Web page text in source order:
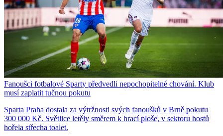
Fanoušci fotbalové Sparty předvedli nepochopitelné chování. Klub
musí zaplatit tučnou pokutu
Sparta Praha dostala za výtržnosti svých fanoušků v Brně pokutu
300 000 Kč. Světlice letěly směrem k hrací ploše, v sektoru hostů
hořela střecha toalet.